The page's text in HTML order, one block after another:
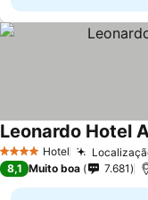
4 EstrelasHotel
Leonardo Hotel
8,1 Muito boa 7.681